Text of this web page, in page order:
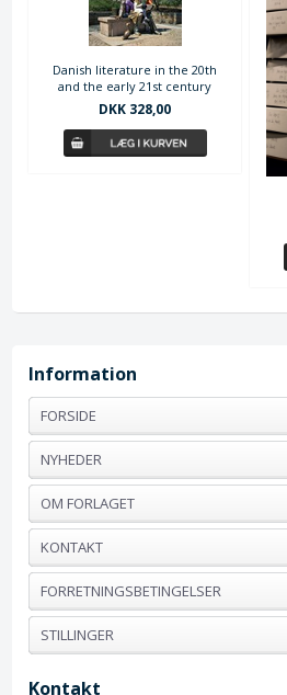
Danish literature in the 20th
and the early 21st century
DKK 328,00
Information
FORSIDE
NYHEDER
OM FORLAGET
KONTAKT
FORRETNINGSBETINGELSER
STILLINGER
Kontakt